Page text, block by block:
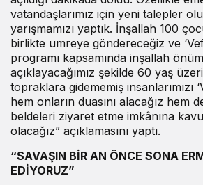
vatandaşlarımız için yeni talepler
yarışmamızı yaptık. İnşallah 100
birlikte umreye göndereceğiz ve
programı kapsamında inşallah
açıklayacağımız şekilde 60 yaş
topraklara gidememiş insanlarımızı
hem onların duasını alacağız hem
beldeleri ziyaret etme imkânına
olacağız” açıklamasını yaptı.
“SAVAŞIN BİR AN ÖNCE SONA
EDİYORUZ”